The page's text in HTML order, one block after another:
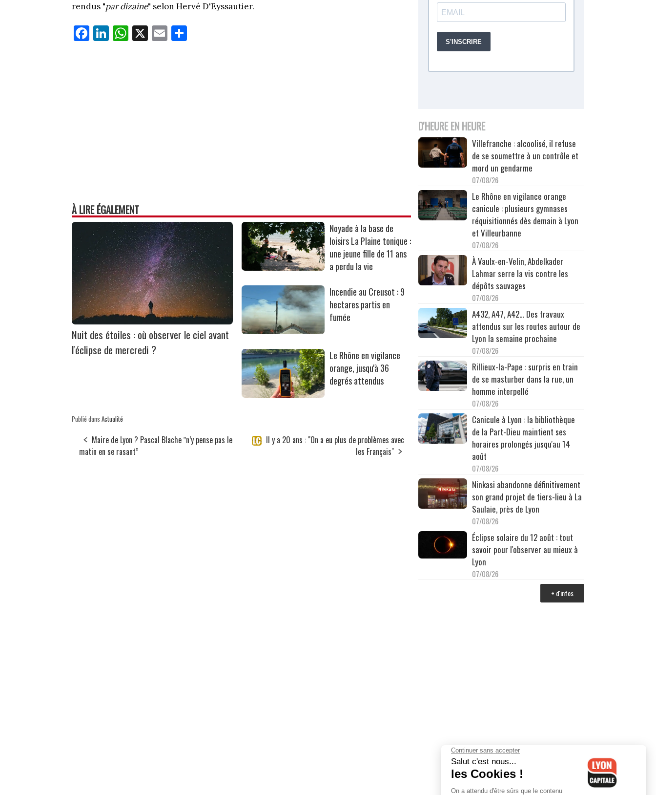
rendus "par dizaine" selon Hervé D'Eyssautier.
Fa
ce
Li
nk
W
ha
X E
m
À LIRE ÉGALEMENT
Nuit des étoiles : où observer le ciel avant
l'éclipse de mercredi ?
Noyade à la base de
loisirs La Plaine tonique :
une jeune fille de 11 ans
a perdu la vie
Incendie au Creusot : 9
hectares partis en
fumée
Le Rhône en vigilance
orange, jusqu'à 36
degrés attendus
Publié dans Actualité
Maire de Lyon ? Pascal Blache ‟n’y pense pas le
matin en se rasant”
Il y a 20 ans : "On a eu plus de problèmes avec
les Français"
D'HEURE EN HEURE
Villefranche : alcoolisé, il refuse
de se soumettre à un contrôle et
mord un gendarme
07/08/26
Le Rhône en vigilance orange
canicule : plusieurs gymnases
réquisitionnés dès demain à Lyon
et Villeurbanne
07/08/26
À Vaulx-en-Velin, Abdelkader
Lahmar serre la vis contre les
dépôts sauvages
07/08/26
A432, A47, A42… Des travaux
attendus sur les routes autour de
Lyon la semaine prochaine
07/08/26
Rillieux-la-Pape : surpris en train
de se masturber dans la rue, un
homme interpellé
07/08/26
Canicule à Lyon : la bibliothèque
de la Part-Dieu maintient ses
horaires prolongés jusqu'au 14
août
07/08/26
Ninkasi abandonne définitivement
son grand projet de tiers-lieu à La
Saulaie, près de Lyon
07/08/26
Éclipse solaire du 12 août : tout
savoir pour l'observer au mieux à
Lyon
07/08/26
+ d'infos